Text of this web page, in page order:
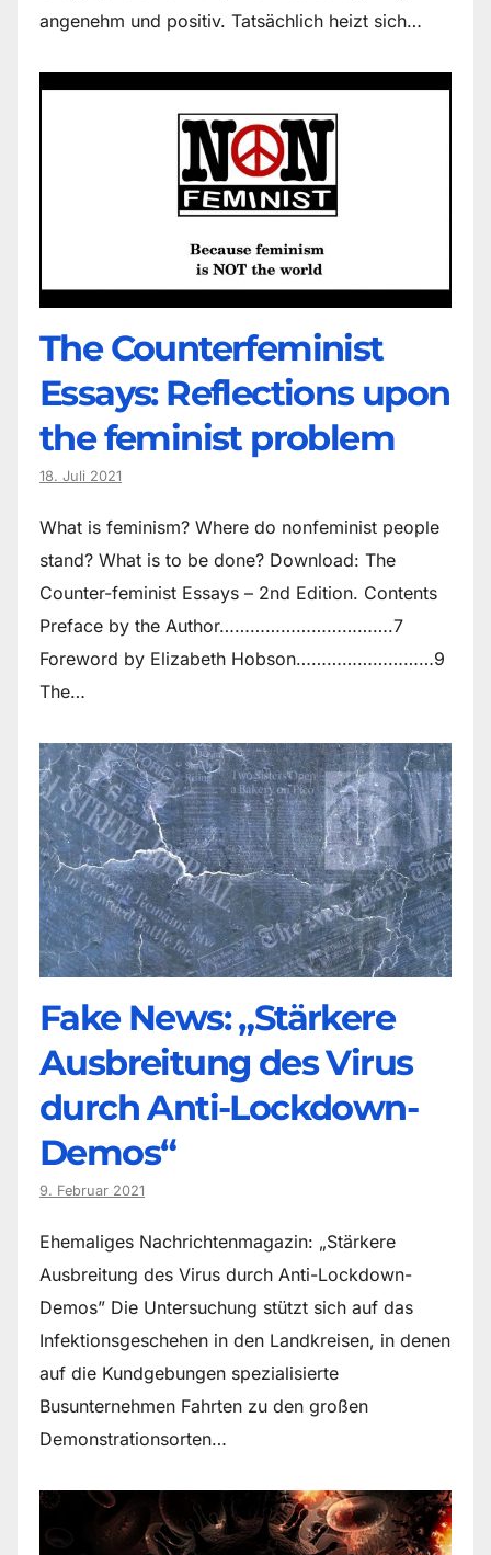
angenehm und positiv. Tatsächlich heizt sich…
The Counter­feminist
Essays: Reflections upon
the feminist problem
18. Juli 2021
What is feminism? Where do non­feminist people
stand? What is to be done? Download: The
Counter-feminist Essays – 2nd Edition. Contents
Preface by the Author…………………………….7
Foreword by Elizabeth Hobson………………………9
The…
Fake News: „Stärkere
Ausbreitung des Virus
durch Anti-Lockdown-
Demos“
9. Februar 2021
Ehemaliges Nachrichtenmagazin: „Stärkere
Ausbreitung des Virus durch Anti-Lockdown-
Demos” Die Untersuchung stützt sich auf das
Infektionsgeschehen in den Landkreisen, in denen
auf die Kundgebungen spezialisierte
Busunternehmen Fahrten zu den großen
Demonstrationsorten…